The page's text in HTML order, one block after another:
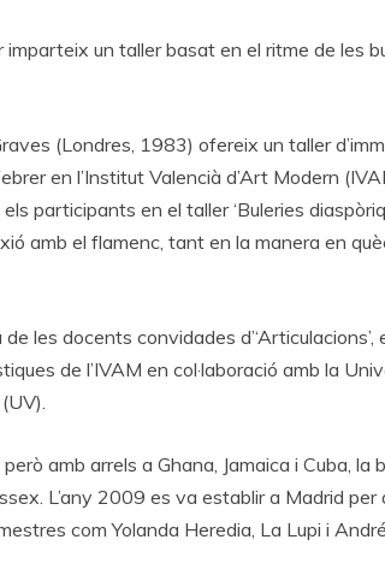
imparteix un taller basat en el ritme de les
(Londres, 1983) ofereix un taller
en l’Institut Valencià d’Art Modern
participants en el taller ‘Buleries
amb el flamenc, tant en la manera en
les docents convidades
de l’IVAM en col·laboració amb la
amb arrels a Ghana, Jamaica i Cuba, la
L’any 2009 es va establir a Madrid
com Yolanda Heredia, La Lupi i